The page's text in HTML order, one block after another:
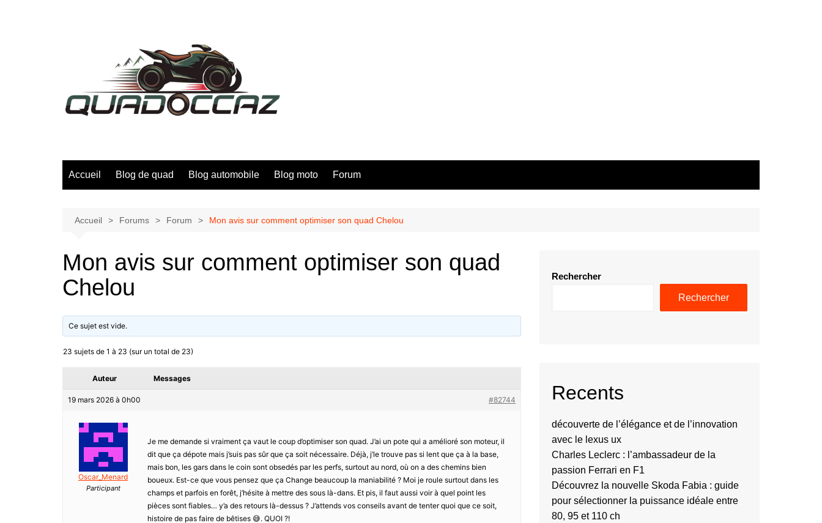
Accueil Blog de quad Blog automobile Blog moto Forum
Accueil Forums Forum Mon avis sur comment optimiser son quad Chelou
Mon avis sur comment optimiser son quad
Chelou
Ce sujet est vide.
23 sujets de 1 à 23 (sur un total de 23)
Auteur Messages
19 mars 2026 à 0h00 #82744
Oscar_Menard
Participant
Je me demande si vraiment ça vaut le coup d’optimiser son quad. J’ai un pote qui a amélioré son moteur, il
dit que ça dépote mais j’suis pas sûr que ça soit nécessaire. Déjà, j’le trouve pas si lent que ça à la base,
mais bon, les gars dans le coin sont obsedés par les perfs, surtout au nord, où on a des chemins bien
boueux. Est-ce que vous pensez que ça Change beaucoup la maniabilité ? Moi je roule surtout dans les
champs et parfois en forêt, j’hésite à mettre des sous là-dans. Et pis, il faut aussi voir à quel point les
pièces sont fiables… y’a des retours là-dessus ? J’attends vos conseils avant de tenter quoi que ce soit,
histoire de pas faire de bêtises 😅. QUOI ?!
Rechercher
Rechercher
Recents
découverte de l’élégance et de l’innovation
avec le lexus ux
Charles Leclerc : l’ambassadeur de la
passion Ferrari en F1
Découvrez la nouvelle Skoda Fabia : guide
pour sélectionner la puissance idéale entre
80, 95 et 110 ch